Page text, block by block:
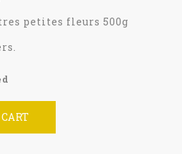
petites fleurs 500g